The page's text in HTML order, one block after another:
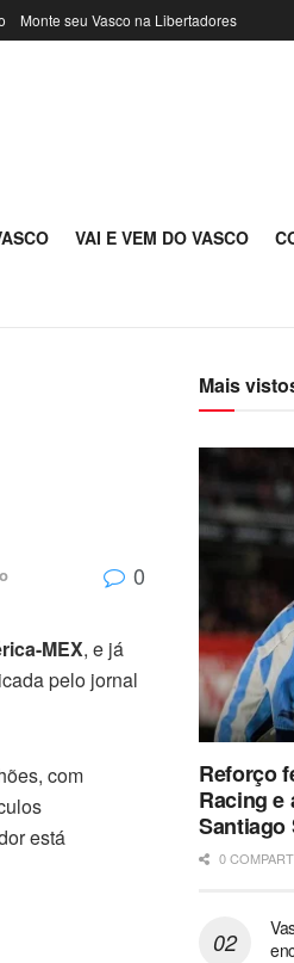
Monte seu Vasco na Libertadores
VAI E VEM DO VASCO
0
MEX, e já
pelo jornal
com
está
Mais
Reforço
Racing e
Santiago
0